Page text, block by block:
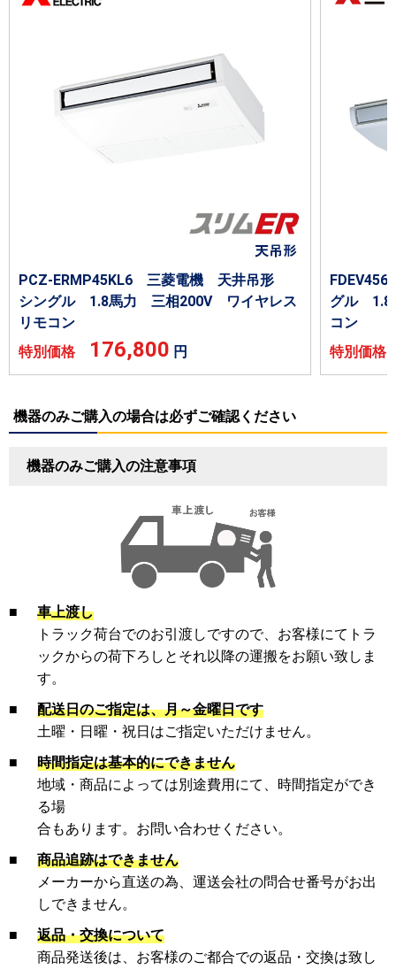
PCZ-ERMP45KL6 三菱電機 天井吊形
シングル 1.8馬力 三相200V ワイヤレス
リモコン
特別価格
176,800 円
グル 1.8
コン
特別価
機器のみご購入の場合は必ずご確認ください
機器のみご購入の注意事項
■
車上渡し
トラック荷台でのお引渡しですので、お客様にてトラ
ックからの荷下ろしとそれ以降の運搬をお願い致しま
す。
■
配送日のご指定は、月～金曜日です
土曜・日曜・祝日はご指定いただけません。
■
時間指定は基本的にできません
地域・商品によっては別途費用にて、時間指定ができ
る場
合もあります。お問い合わせください。
■
商品追跡はできません
メーカーから直送の為、運送会社の問合せ番号がお出
しできません。
■
返品・交換について
商品発送後は、お客様のご都合での返品・交換は致し